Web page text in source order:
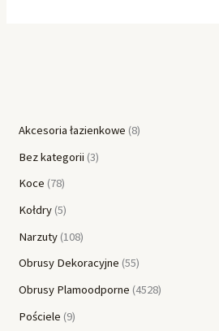
Akcesoria łazienkowe 8
Bez kategorii 3
Koce 78
Kołdry 5
Narzuty 108
Obrusy Dekoracyjne 55
Obrusy Plamoodporne 4528
Pościele 9